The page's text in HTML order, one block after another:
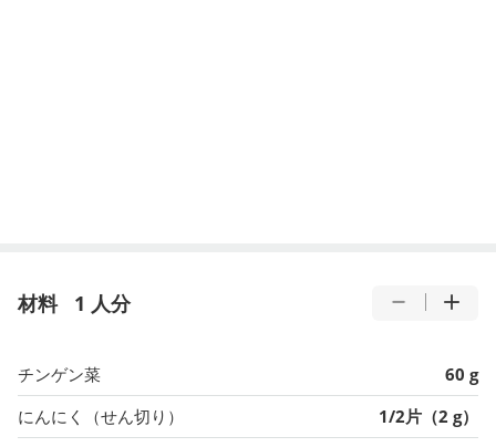
材料 1 人分
チンゲン菜
60 g
にんにく（せん切り）
1/2片（2 g）